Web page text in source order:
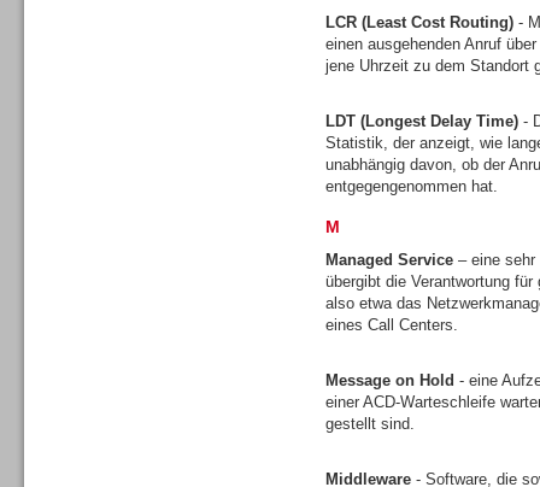
LCR (Least Cost Routing) -
einen ausgehenden Anruf
jene Uhrzeit zu dem Standort
LDT (Longest Delay Time) -
Statistik, der anzeigt, wie
unabhängig davon, ob der
entgegengenommen hat.
M
Managed Service – eine sehr
übergibt die Verantwortung
also etwa das
eines Call Centers.
Message on Hold - eine
einer ACD-Warteschleife
gestellt sind.
Middleware - Software, die